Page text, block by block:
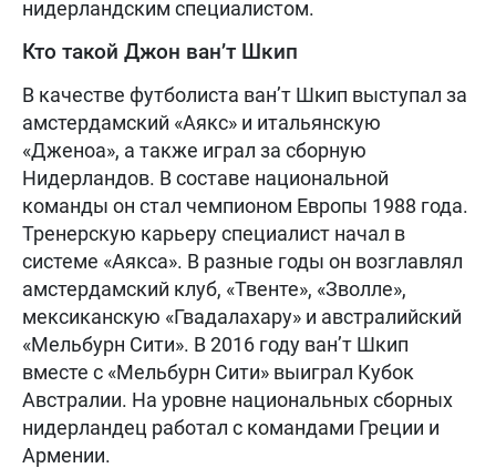
нидерландским специалистом.
Кто такой Джон ван’т Шкип
В качестве футболиста ван’т Шкип выступал за
амстердамский «Аякс» и итальянскую
«Дженоа», а также играл за сборную
Нидерландов. В составе национальной
команды он стал чемпионом Европы 1988 года.
Тренерскую карьеру специалист начал в
системе «Аякса». В разные годы он возглавлял
амстердамский клуб, «Твенте», «Зволле»,
мексиканскую «Гвадалахару» и австралийский
«Мельбурн Сити». В 2016 году ван’т Шкип
вместе с «Мельбурн Сити» выиграл Кубок
Австралии. На уровне национальных сборных
нидерландец работал с командами Греции и
Армении.